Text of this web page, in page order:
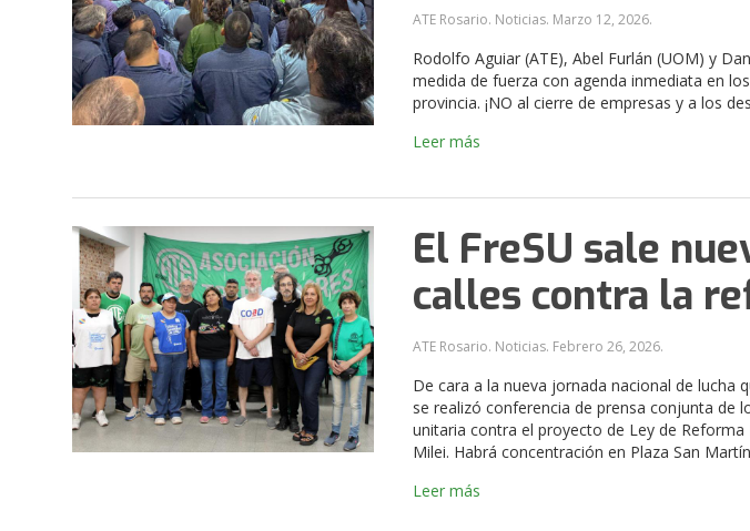
ATE Rosario. Noticias. Marzo 12, 2026.
Rodolfo Aguiar (ATE), Abel Furlán (UOM) y
medida de fuerza con agenda inmediata en
provincia. ¡NO al cierre de empresas y a los
Leer más
El FreSU sale
calles contra la
ATE Rosario. Noticias. Febrero 26, 2026.
De cara a la nueva jornada nacional de lucha
se realizó conferencia de prensa conjunta de
unitaria contra el proyecto de Ley de
Milei. Habrá concentración en Plaza San
Leer más